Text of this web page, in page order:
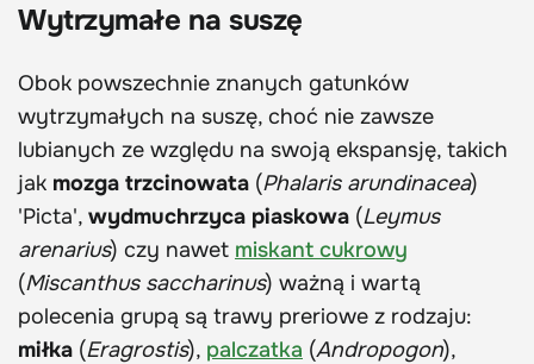
Wytrzymałe na suszę
Obok powszechnie znanych gatunków
wytrzymałych na suszę, choć nie zawsze
lubianych ze względu na swoją ekspansję, takich
jak mozga trzcinowata (Phalaris arundinacea)
'Picta', wydmuchrzyca piaskowa (Leymus
arenarius) czy nawet miskant cukrowy
(Miscanthus saccharinus) ważną i wartą
polecenia grupą są trawy preriowe z rodzaju:
miłka (Eragrostis), palczatka (Andropogon),